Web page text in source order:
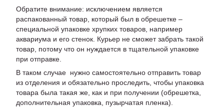
Обратите внимание: исключением является
распакованный товар, который был в обрешетке –
специальной упаковке хрупких товаров, например
аквариума и его стенок. Курьер не сможет забрать такой
товар, потому что он нуждается в тщательной упаковке
при отправке.
В таком случае нужно самостоятельно отправить товар
из отделения и обязательно проследить, чтобы упаковка
товара была такая же, как и при получении (обрешетка,
дополнительная упаковка, пузырчатая пленка).